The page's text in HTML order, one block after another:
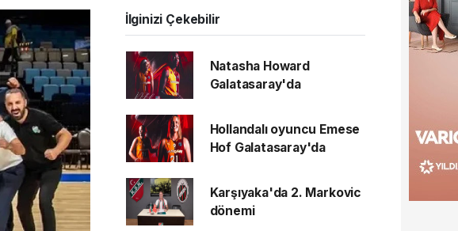
İlginizi Çekebilir
Natasha Howard
Galatasaray'da
Hollandalı oyuncu Emese
Hof Galatasaray'da
Karşıyaka'da 2. Markovic
dönemi